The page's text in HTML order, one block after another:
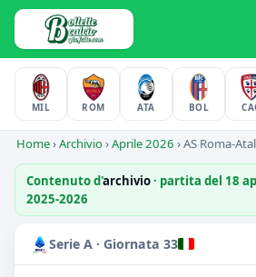
MIL ROM ATA BOL
Home›Archivio›Aprile 2026 ›AS Roma-
Contenuto d'archivio· partita del 18
2025-2026
Serie A · Giornata 33